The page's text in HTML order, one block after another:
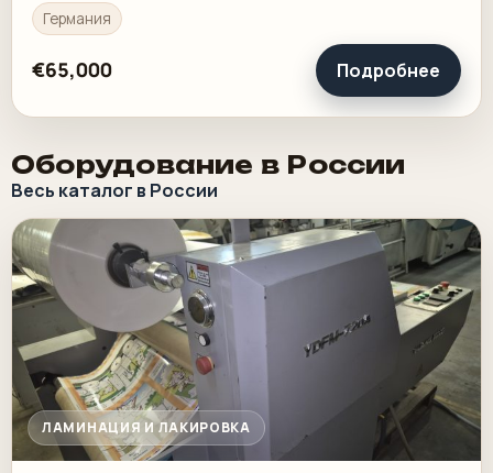
Германия
€65,000 Подробнее
Оборудование в России
Весь каталог в России
ЛАМИНАЦИЯ И ЛАКИРОВКА